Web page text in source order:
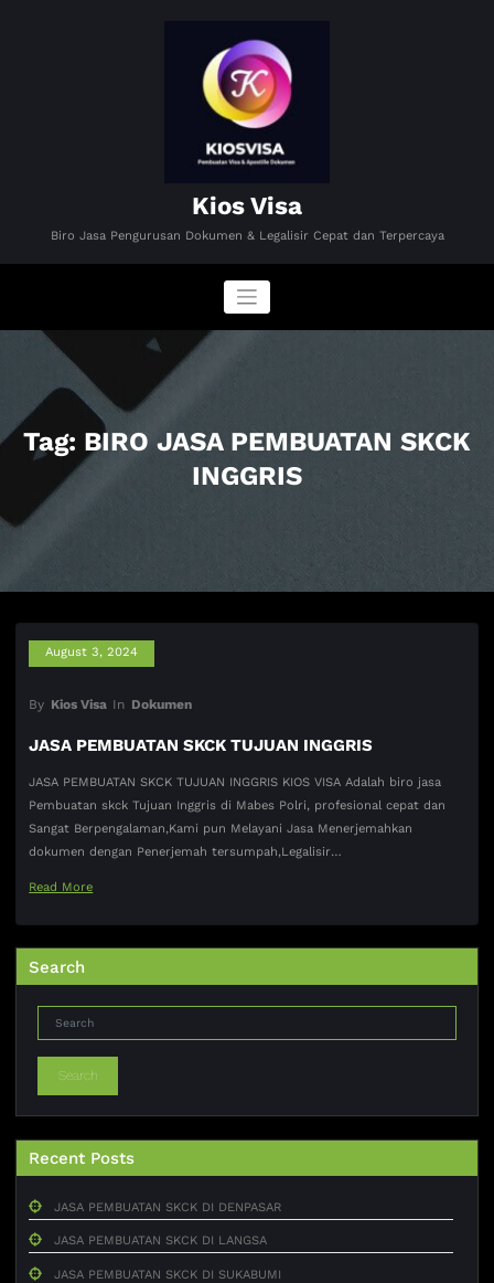
Kios Visa
Biro Jasa Pengurusan Dokumen & Legalisir Cepat dan Terpercaya
Tag: BIRO JASA PEMBUATAN SKCK
INGGRIS
August 3, 2024
By Kios Visa In Dokumen
JASA PEMBUATAN SKCK TUJUAN INGGRIS
JASA PEMBUATAN SKCK TUJUAN INGGRIS KIOS VISA Adalah biro jasa
Pembuatan skck Tujuan Inggris di Mabes Polri, profesional cepat dan
Sangat Berpengalaman,Kami pun Melayani Jasa Menerjemahkan
dokumen dengan Penerjemah tersumpah,Legalisir…
Read More
Search
Search
Recent Posts
JASA PEMBUATAN SKCK DI DENPASAR
JASA PEMBUATAN SKCK DI LANGSA
JASA PEMBUATAN SKCK DI SUKABUMI